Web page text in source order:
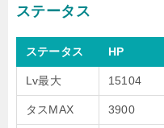
ステータス
ステータス HP
Lv最大 15104
タスMAX 3900